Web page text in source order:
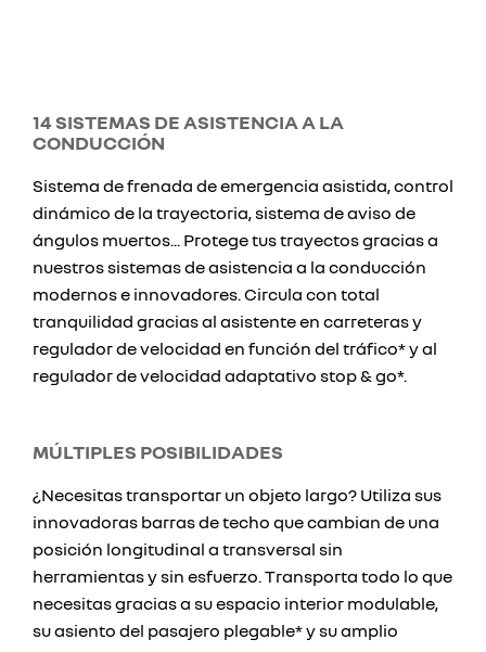
14 SISTEMAS DE ASISTENCIA A LA
CONDUCCIÓN
Sistema de frenada de emergencia asistida, control
dinámico de la trayectoria, sistema de aviso de
ángulos muertos... Protege tus trayectos gracias a
nuestros sistemas de asistencia a la conducción
modernos e innovadores. Circula con total
tranquilidad gracias al asistente en carreteras y
regulador de velocidad en función del tráfico* y al
regulador de velocidad adaptativo stop & go*.
MÚLTIPLES POSIBILIDADES
¿Necesitas transportar un objeto largo? Utiliza sus
innovadoras barras de techo que cambian de una
posición longitudinal a transversal sin
herramientas y sin esfuerzo. Transporta todo lo que
necesitas gracias a su espacio interior modulable,
su asiento del pasajero plegable* y su amplio